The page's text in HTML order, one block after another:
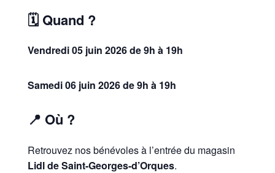
🗓️ Quand ?
Vendredi 05 juin 2026 de 9h à 19h
Samedi 06 juin 2026 de 9h à 19h
📍 Où ?
Retrouvez nos bénévoles à l’entrée du magasin
Lidl de Saint-Georges-d’Orques.